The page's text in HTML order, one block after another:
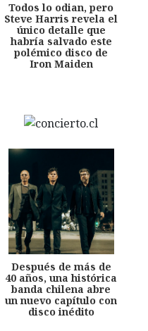
Todos lo odian, pero
Steve Harris revela el
único detalle que
habría salvado este
polémico disco de
Iron Maiden
Después de más de
40 años, una histórica
banda chilena abre
un nuevo capítulo con
disco inédito